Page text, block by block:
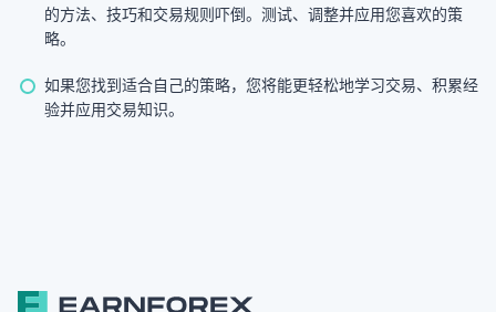
的方法、技巧和交易规则吓倒。测试、调整并应用您喜欢的策
略。
如果您找到适合自己的策略，您将能更轻松地学习交易、积累经
验并应用交易知识。